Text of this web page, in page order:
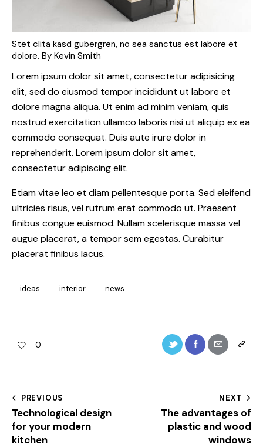
Stet clita kasd gubergren, no sea sanctus est labore et
dolore. By Kevin Smith
Lorem ipsum dolor sit amet, consectetur adipisicing
elit, sed do eiusmod tempor incididunt ut labore et
dolore magna aliqua. Ut enim ad minim veniam, quis
nostrud exercitation ullamco laboris nisi ut aliquip ex ea
commodo consequat. Duis aute irure dolor in
reprehenderit. Lorem ipsum dolor sit amet,
consectetur adipiscing elit.
Etiam vitae leo et diam pellentesque porta. Sed eleifend
ultricies risus, vel rutrum erat commodo ut. Praesent
finibus congue euismod. Nullam scelerisque massa vel
augue placerat, a tempor sem egestas. Curabitur
placerat finibus lacus.
ideas interior news
0
Twitter-FacebookShare- Copy
Post
navigation
PREVIOUS
Technological design
for your modern
kitchen
NEXT
The advantages of
plastic and wood
windows